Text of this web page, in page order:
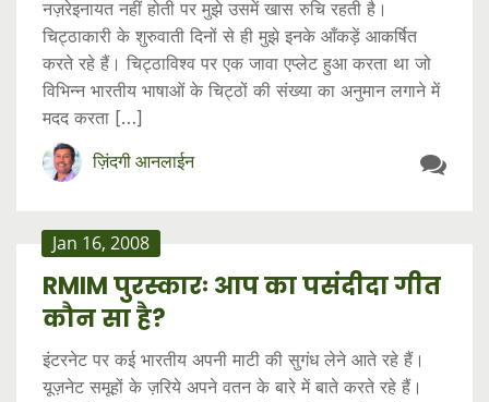
नज़रेइनायत नहीं होती पर मुझे उसमें खास रुचि रहती है।
चिट्ठाकारी के शुरुवाती दिनों से ही मुझे इनके आँकड़ें आकर्षित
करते रहे हैं। चिट्ठाविश्व पर एक जावा एप्लेट हुआ करता था जो
विभिन्न भारतीय भाषाओं के चिट्ठों की संख्या का अनुमान लगाने में
मदद करता […]
ज़िंदगी आनलाईन
Jan 16, 2008
RMIM पुरस्कारः आप का पसंदीदा गीत
कौन सा है?
इंटरनेट पर कई भारतीय अपनी माटी की सुगंध लेने आते रहे हैं।
यूज़नेट समूहों के ज़रिये अपने वतन के बारे में बाते करते रहे हैं।